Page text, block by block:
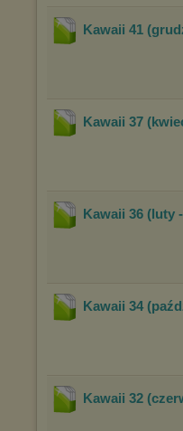
Kawaii 41
Kawaii 37
Kawaii 36 (luty
Kawaii 34
Kawaii 32